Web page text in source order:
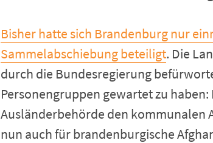
Bisher hatte sich Brandenburg nur
Sammelabschiebung beteiligt. Die
durch die Bundesregierung
Personengruppen gewartet zu
Ausländerbehörde den kommunalen
nun auch für brandenburgische